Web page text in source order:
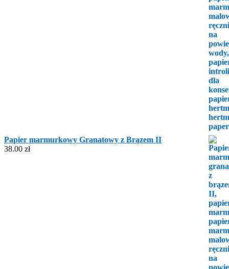
Papier marmurkowy Granatowy z Brązem II
38.00 zł